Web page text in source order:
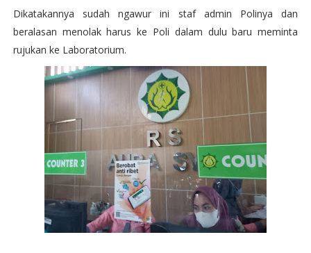
Dikatakannya sudah ngawur ini staf admin Polinya dan
beralasan menolak harus ke Poli dalam dulu baru meminta
rujukan ke Laboratorium.